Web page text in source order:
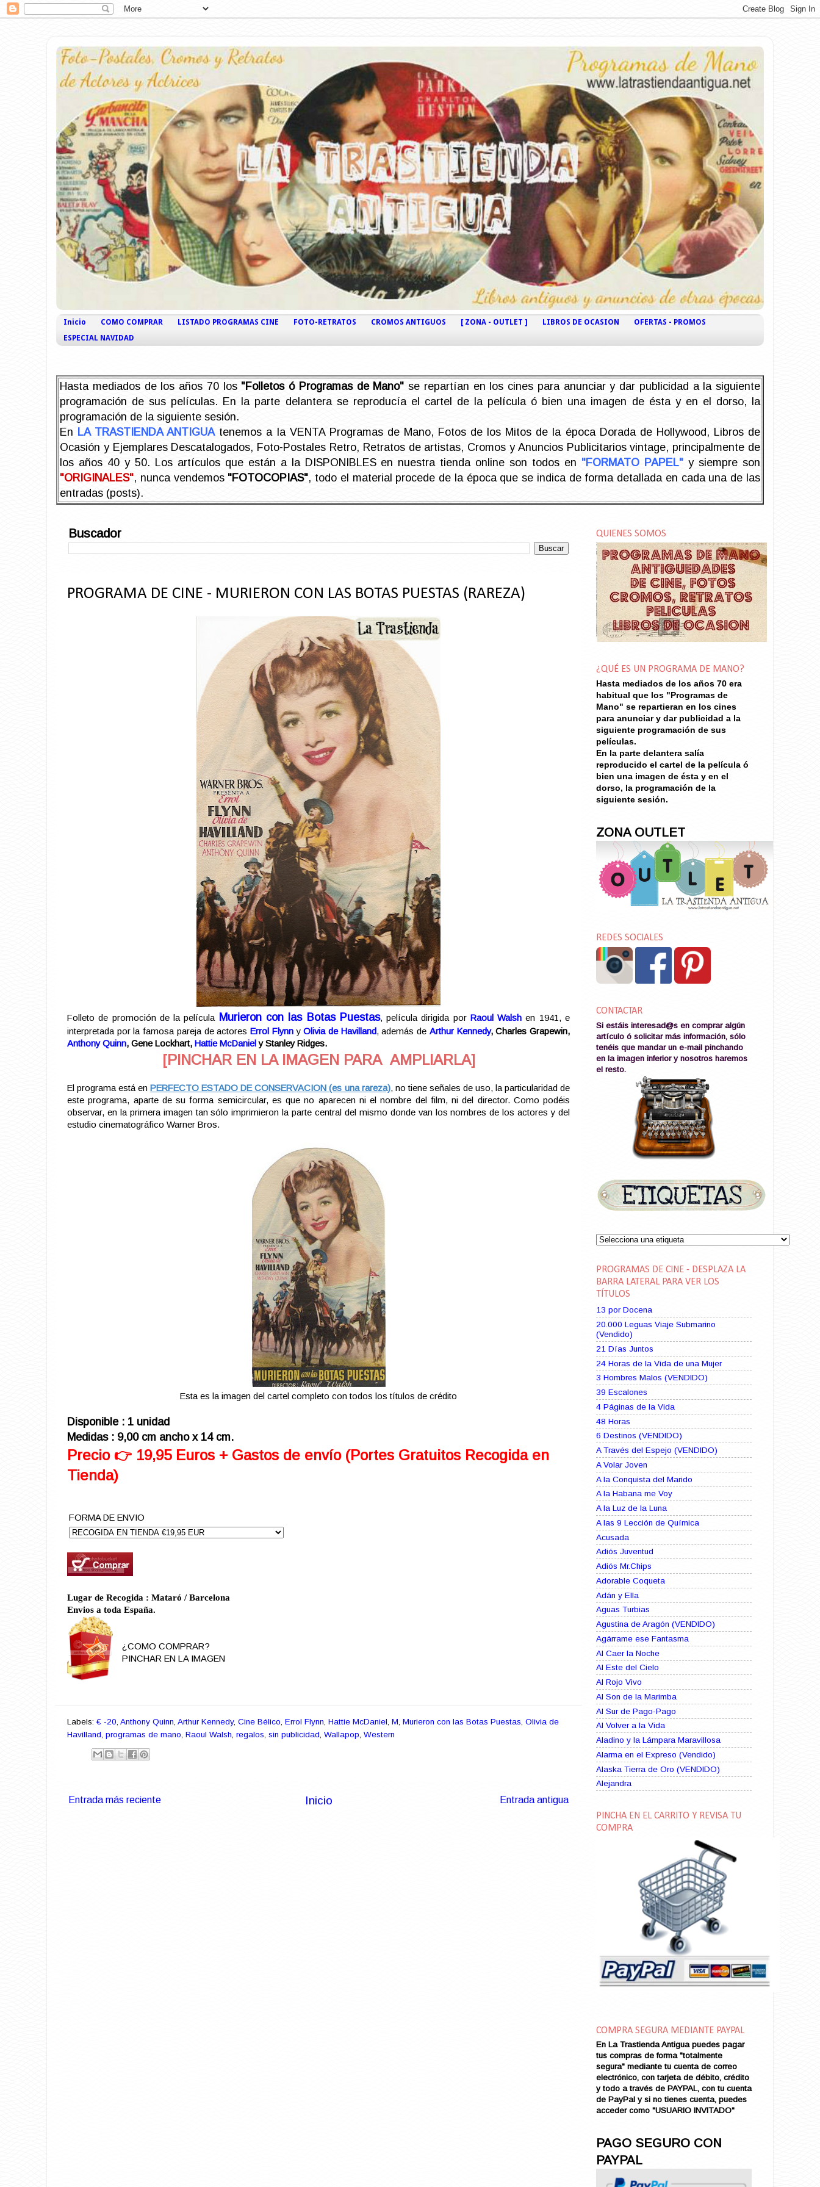
Inicio COMO COMPRAR LISTADO PROGRAMAS CINE FOTO-RETRATOS CROMOS ANTIGUOS [ ZONA - OUTLET ] LIBROS DE OCASION
OFERTAS - PROMOS
ESPECIAL NAVIDAD
Hasta mediados de los años 70 los "Folletos ó Programas de Mano" se repartían en los cines para anunciar y dar publicidad a la siguiente
programación de sus películas. En la parte delantera se reproducía el cartel de la película ó bien una imagen de ésta y en el dorso, la
programación de la siguiente sesión.
En LA TRASTIENDA ANTIGUAtenemos a la VENTA Programas de Mano, Fotos de los Mitos de la época Dorada de Hollywood, Libros de
Ocasión y Ejemplares Descatalogados, Foto-Postales Retro, Retratos de artistas, Cromos y Anuncios Publicitarios vintage, principalmente de
los años 40 y 50. Los artículos que están a la DISPONIBLES en nuestra tienda online son todos en "FORMATO PAPEL" y siempre son
"ORIGINALES", nunca vendemos "FOTOCOPIAS", todo el material procede de la época que se indica de forma detallada en cada una de las
entradas (posts).
Buscador
PROGRAMA DE CINE - MURIERON CON LAS BOTAS PUESTAS (RAREZA)
Folleto de promoción de la película Murieron con las Botas Puestas, película dirigida por Raoul Walsh en 1941, e
interpretada por la famosa pareja de actoresErrol FlynnyOlivia de Havilland, además de Arthur Kennedy, Charles Grapewin,
Anthony Quinn, Gene Lockhart, Hattie McDaniel y Stanley Ridges.
[PINCHAR EN LA IMAGEN PARA AMPLIARLA]
El programa está en PERFECTO ESTADO DE CONSERVACION (es una rareza), no tiene señales de uso, la particularidad de
este programa, aparte de su forma semicircular, es que no aparecen ni el nombre del film, ni del director. Como podéis
observar, en la primera imagen tan sólo imprimieron la parte central del mismo donde van los nombres de los actores y del
estudio cinematográfico Warner Bros.
Esta es la imagen del cartel completo con todos los títulos de crédito
Disponible : 1 unidad
Medidas : 9,00 cm ancho x 14 cm.
Precio 👉 19,95 Euros + Gastos de envío (Portes Gratuitos Recogida en
Tienda)
FORMA DE ENVIO
Lugar de Recogida : Mataró / Barcelona
Envios a toda España.
¿COMO COMPRAR?
PINCHAR EN LA IMAGEN
Labels: € -20 Anthony Quinn Arthur Kennedy, Cine Bélico Errol Flynn Hattie McDaniel M Murieron con las Botas Puestas Olivia de
Havilland programas de mano Raoul Walsh regalos sin publicidad Wallapop Western
Entrada más reciente Entrada antigua
Inicio
QUIENES SOMOS
¿QUÉ ES UN PROGRAMA DE MANO?
Hasta mediados de los años 70 era
habitual que los "Programas de
Mano" se repartieran en los cines
para anunciar y dar publicidad a la
siguiente programación de sus
películas.
En la parte delantera salía
reproducido el cartel de la película ó
bien una imagen de ésta y en el
dorso, la programación de la
siguiente sesión.
ZONA OUTLET
REDES SOCIALES
CONTACTAR
Si estáis interesad@s en comprar algún
artículo ó solicitar más información, sólo
tenéis que mandar un e-mail pinchando
en la imagen inferior y nosotros haremos
el resto.
PROGRAMAS DE CINE - DESPLAZA LA
BARRA LATERAL PARA VER LOS
TÍTULOS
13 por Docena
20.000 Leguas Viaje Submarino
(Vendido)
21 Días Juntos
24 Horas de la Vida de una Mujer
3 Hombres Malos (VENDIDO)
39 Escalones
4 Páginas de la Vida
48 Horas
6 Destinos (VENDIDO)
A Través del Espejo (VENDIDO)
A Volar Joven
A la Conquista del Marido
A la Habana me Voy
A la Luz de la Luna
A las 9 Lección de Química
Acusada
Adiós Juventud
Adiós Mr.Chips
Adorable Coqueta
Adán y Ella
Aguas Turbias
Agustina de Aragón (VENDIDO)
Agárrame ese Fantasma
Al Caer la Noche
Al Este del Cielo
Al Rojo Vivo
Al Son de la Marimba
Al Sur de Pago-Pago
Al Volver a la Vida
Aladino y la Lámpara Maravillosa
Alarma en el Expreso (Vendido)
Alaska Tierra de Oro (VENDIDO)
Alejandra
Alma Zíngara
Alma en Suplicio (VENDIDO)
Amame esta Noche (VENDIDO)
Amanda La Paciente Peligrosa
Amarga Victoria
Amor a Medianoche
Amor en Conserva (VENDIDO)
Amor que Mata
Amor sin Refugio
Ana Karenina
Ana de Brooklyn
Ana y El Rey de Siam
Anatomía de un Asesinato
Andrés Harvey Millonario (VENDIDO)
Andrés Harvey Tenorio
Ansia de Amor (VENDIDO)
Aníbal
PINCHA EN EL CARRITO Y REVISA TU
COMPRA
COMPRA SEGURA MEDIANTE PAYPAL
En La Trastienda Antigua puedes pagar
tus compras de forma "totalmente
segura" mediante tu cuenta de correo
electrónico, con tarjeta de débito, crédito
y todo a través de PAYPAL, con tu cuenta
de PayPal y si no tienes cuenta, puedes
acceder como "USUARIO INVITADO"
PAGO SEGURO CON
PAYPAL